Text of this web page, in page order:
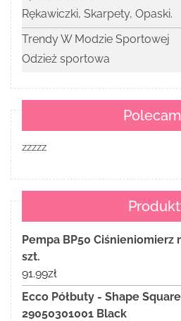
Rękawiczki, Skarpety, Opaski.
Trendy W Modzie Sportowej
Odzież sportowa
zzzzz
Pempa BP50 Ciśnieniomierz
szt.
91.99zł
Ecco Półbuty - Shape
29050301001 Black